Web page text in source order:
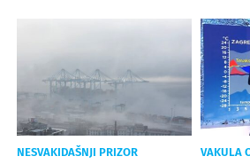
NESVAKIDAŠNJI PRIZOR VAKULA